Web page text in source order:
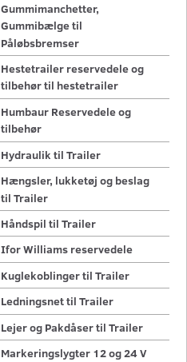
Gummimanchetter,
Gummibælge til
Påløbsbremser
Hestetrailer reservedele og
tilbehør til hestetrailer
Humbaur Reservedele og
tilbehør
Hydraulik til Trailer
Hængsler, lukketøj og beslag
til Trailer
Håndspil til Trailer
Ifor Williams reservedele
Kuglekoblinger til Trailer
Ledningsnet til Trailer
Lejer og Pakdåser til Trailer
Markeringslygter 12 og 24 V